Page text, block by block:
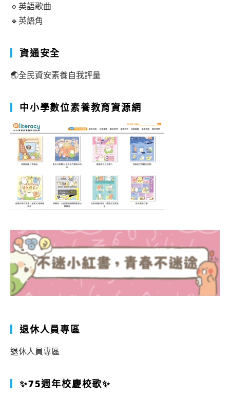
🔹英語歌曲
🔹英語角
資通安全
🌏全民資安素養自我評量
中小學數位素養教育資源網
退休人員專區
退休人員專區
✨75週年校慶校歌✨